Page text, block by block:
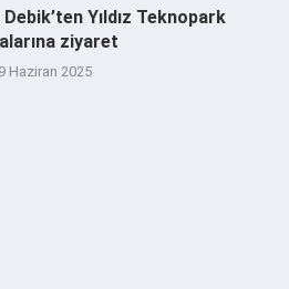
Yıldız Teknopark
ziyaret
Haziran 2025